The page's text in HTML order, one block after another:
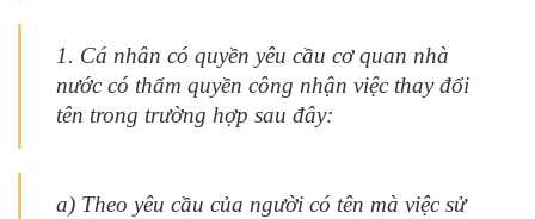
1. Cá nhân có quyền yêu cầu cơ quan nhà
nước có thẩm quyền công nhận việc thay đổi
tên trong trường hợp sau đây:
a) Theo yêu cầu của người có tên mà việc sử